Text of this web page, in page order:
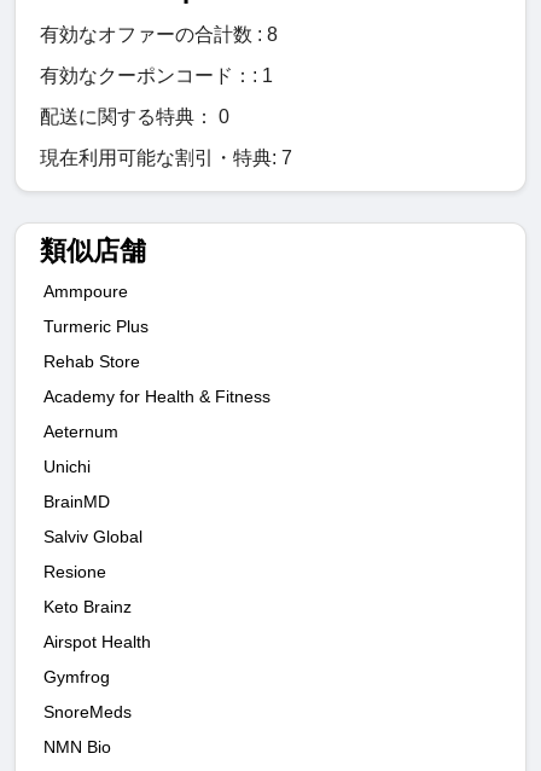
有効なオファーの合計数 : 8
有効なクーポンコード：: 1
配送に関する特典： 0
現在利用可能な割引・特典: 7
類似店舗
Ammpoure
Turmeric Plus
Rehab Store
Academy for Health & Fitness
Aeternum
Unichi
BrainMD
Salviv Global
Resione
Keto Brainz
Airspot Health
Gymfrog
SnoreMeds
NMN Bio